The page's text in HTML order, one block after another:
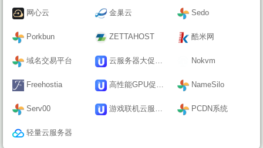
网心云 金巢云 Sedo
Porkbun ZETTAHOST 酷米网
域名交易平台 云服务器大促活动 Nokvm
Freehostia 高性能GPU促销活动 NameSilo
Serv00 游戏联机云服务器 PCDN系统
轻量云服务器